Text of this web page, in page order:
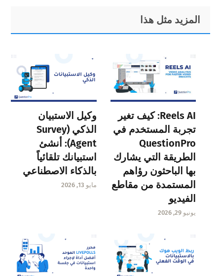
Primary
Sidebar
Footer
المزيد مثل هذا
Reels AI: كيف تغير
تجربة المستخدم في
QuestionPro
الطريقة التي يشارك
بها الباحثون رؤاهم
المستمدة من مقاطع
الفيديو
يونيو 29, 2026
وكيل الاستبيان
الذكي (Survey
Agent): أنشئ
استبيانك تلقائياً
بالذكاء الاصطناعي
مايو 13, 2026